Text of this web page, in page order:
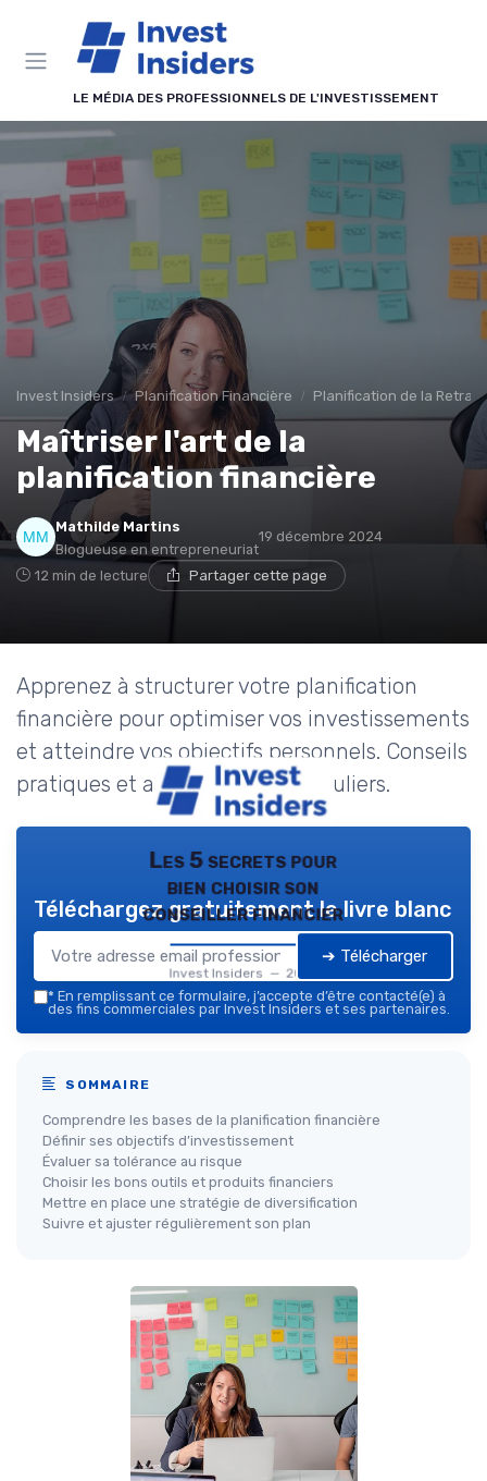
LE MÉDIA DES PROFESSIONNELS DE L'INVESTISSEMENT
Invest Insiders Planification Financière Planification de la
Maîtriser l'art de la
planification financière
Mathilde Martins
Blogueuse en entrepreneuriat
19 décembre 2024
12 min de lecture Partager cette page
Apprenez à structurer votre planification
financière pour optimiser vos investissements
et atteindre vos objectifs personnels. Conseils
pratiques et astuces pour particuliers.
Les 5 secrets pour
bien choisir son
conseiller financier
Invest Insiders — 2026
Téléchargez gratuitement le livre blanc
➔ Télécharger
* En remplissant ce formulaire, j’accepte d’être contacté(e) à
des fins commerciales par Invest Insiders et ses partenaires.
SOMMAIRE
Comprendre les bases de la planification financière
Définir ses objectifs d’investissement
Évaluer sa tolérance au risque
Choisir les bons outils et produits financiers
Mettre en place une stratégie de diversification
Suivre et ajuster régulièrement son plan